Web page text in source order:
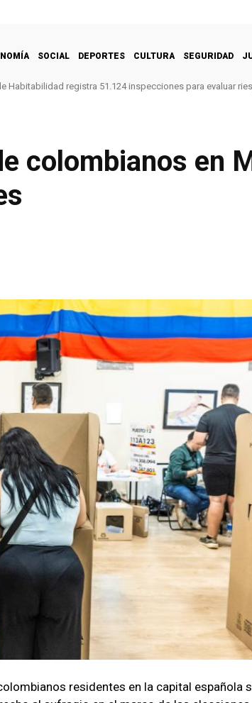
SOCIAL DEPORTES CULTURA SEGURIDAD
Habitabilidad registra 51.124 inspecciones para evaluar
colombianos en
residentes en la capital española